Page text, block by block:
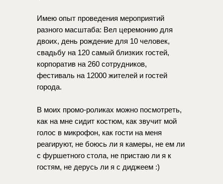
Имею опыт проведения мероприятий
разного масштаба: Вел церемонию для
двоих, день рождение для 10 человек,
свадьбу на 120 самый близких гостей,
корпоратив на 260 сотрудников,
фестиваль на 12000 жителей и гостей
города.
В моих промо-роликах можно посмотреть,
как на мне сидит костюм, как звучит мой
голос в микрофон, как гости на меня
реагируют, не боюсь ли я камеры, не ем ли
с фуршетного стола, не пристаю ли я к
гостям, не дерусь ли я с диджеем :)